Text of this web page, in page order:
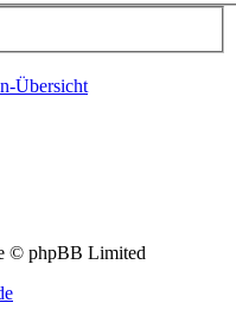
Übersicht
© phpBB Limited